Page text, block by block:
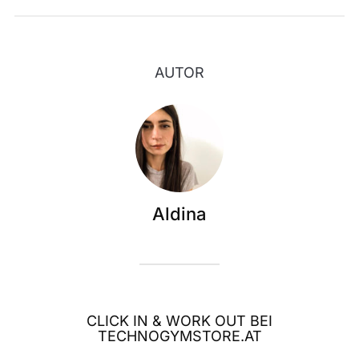
AUTOR
Aldina
CLICK IN & WORK OUT BEI
TECHNOGYMSTORE.AT